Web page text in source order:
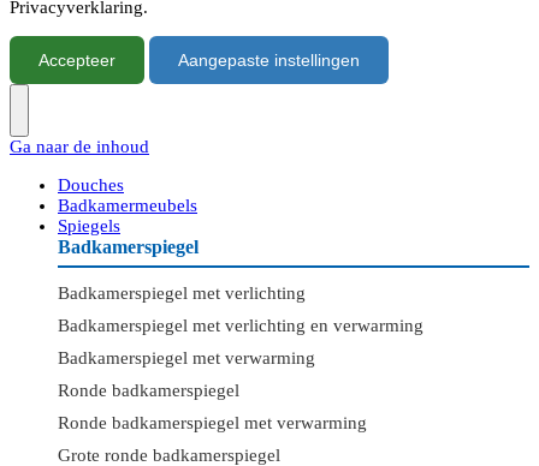
Privacyverklaring.
Accepteer Aangepaste instellingen
Ga naar de inhoud
Douches
Badkamermeubels
Spiegels
Badkamerspiegel
Badkamerspiegel met verlichting
Badkamerspiegel met verlichting en verwarming
Badkamerspiegel met verwarming
Ronde badkamerspiegel
Ronde badkamerspiegel met verwarming
Grote ronde badkamerspiegel